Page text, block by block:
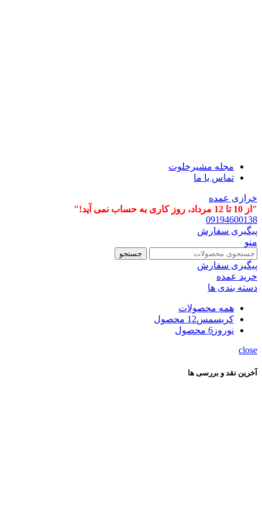
مجله مشیرخلوت
تماس با ما
خرازی عمده
"از 10 تا 12 مرداد، روز کاری به حساب نمی آید!"
09194600138
پیگیری سفارش
منو
جستجو
پیگیری سفارش
خرید عمده
دسته بندی ها
همه محصولات
کریسمس12 محصول
نوروز 6 محصول
close
آخرین نقد و بررسی ها